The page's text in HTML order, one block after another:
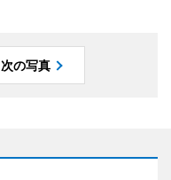
次の写真